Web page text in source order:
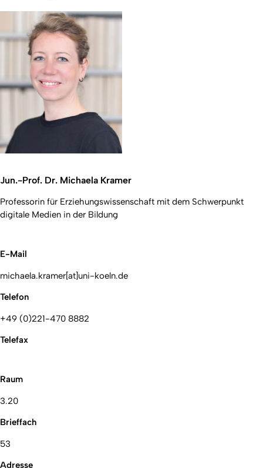
Jun.-Prof. Dr. Michaela Kramer
Professorin für Erziehungswissenschaft mit dem Schwerpunkt
digitale Medien in der Bildung
E-Mail
michaela.kramer[at]uni-koeln.de
Telefon
+49 (0)221-470 8882
Telefax
Raum
3.20
Brieffach
53
Adresse